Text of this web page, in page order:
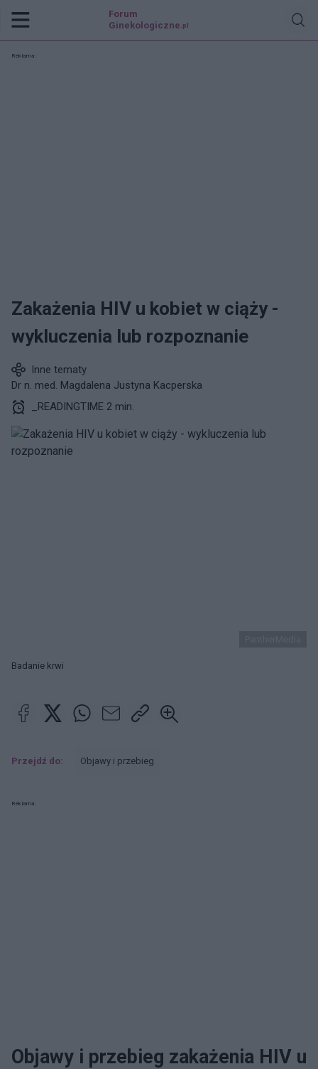
Forum
Ginekologiczne .pl
Reklama:
Zakażenia HIV u kobiet w ciąży -
wykluczenia lub rozpoznanie
Inne tematy
Dr n. med. Magdalena Justyna Kacperska
_READINGTIME 2 min.
Badanie krwi
Przejdź do: Objawy i przebieg
Reklama:
Objawy i przebieg zakażenia HIV u